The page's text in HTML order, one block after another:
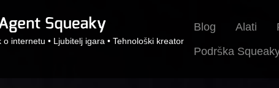
internetu • Ljubitelj igara • Tehnološki kreator
Blog Alati
Podrška